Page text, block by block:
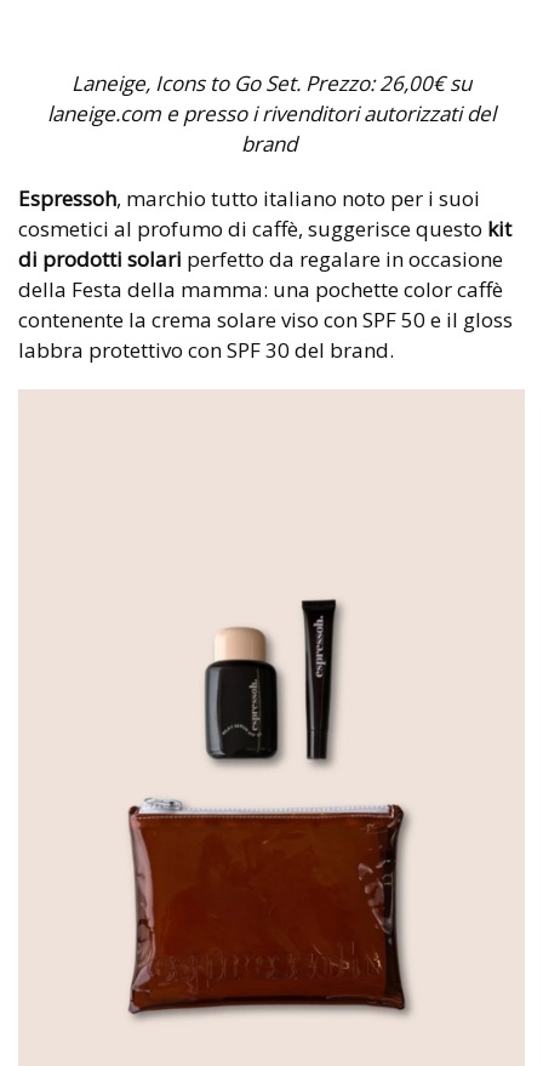
Laneige, Icons to Go Set. Prezzo: 26,00€ su
laneige.com e presso i rivenditori autorizzati del
brand
Espressoh, marchio tutto italiano noto per i suoi
cosmetici al profumo di caffè, suggerisce questo kit
di prodotti solari perfetto da regalare in occasione
della Festa della mamma: una pochette color caffè
contenente la crema solare viso con SPF 50 e il gloss
labbra protettivo con SPF 30 del brand.